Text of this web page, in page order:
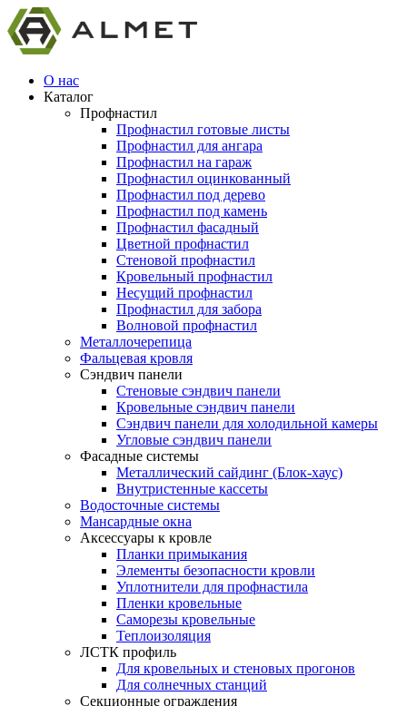
О нас
Каталог
Профнастил
Профнастил готовые листы
Профнастил для ангара
Профнастил на гараж
Профнастил оцинкованный
Профнастил под дерево
Профнастил под камень
Профнастил фасадный
Цветной профнастил
Стеновой профнастил
Кровельный профнастил
Несущий профнастил
Профнастил для забора
Волновой профнастил
Металлочерепица
Фальцевая кровля
Сэндвич панели
Стеновые сэндвич панели
Кровельные сэндвич панели
Сэндвич панели для холодильной камеры
Угловые сэндвич панели
Фасадные системы
Металлический сайдинг (Блок-хаус)
Внутристенные кассеты
Водосточные системы
Мансардные окна
Аксессуары к кровле
Планки примыкания
Элементы безопасности кровли
Уплотнители для профнастила
Пленки кровельные
Саморезы кровельные
Теплоизоляция
ЛСТК профиль
Для кровельных и стеновых прогонов
Для солнечных станций
Секционные ограждения